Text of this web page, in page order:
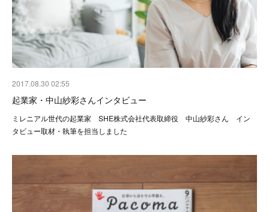
2017.08.30 02:55
起業家・中山紗彩さんインタビュー
ミレニアル世代の起業家 SHE株式会社代表取締役 中山紗彩さん イン
タビュー取材・執筆を担当しました